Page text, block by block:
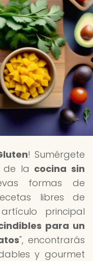
! Sumérgete
de la cocina sin
formas de
libres de
principal
para un
", encontrarás
y gourmet